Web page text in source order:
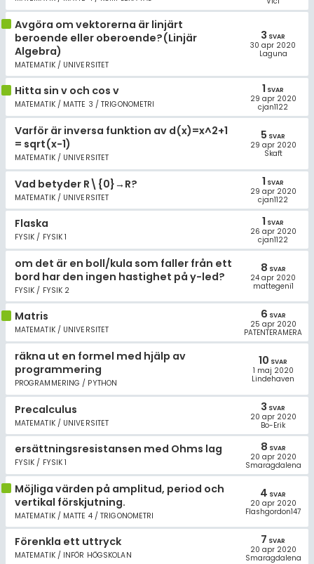
Avgöra om vektorerna är linjärt
beroende eller oberoende?(Linjär
Algebra)
MATEMATIK / UNIVERSITET
3 SVAR
30 apr 2020
Laguna
Hitta sin v och cos v
MATEMATIK / MATTE 3 / TRIGONOMETRI
1 SVAR
29 apr 2020
cjan1122
Varför är inversa funktion av d(x)=x^2+1
= sqrt(x-1)
MATEMATIK / UNIVERSITET
5 SVAR
29 apr 2020
Skaft
Vad betyder R\{0}→R?
MATEMATIK / UNIVERSITET
1 SVAR
29 apr 2020
cjan1122
Flaska
FYSIK / FYSIK 1
1 SVAR
26 apr 2020
cjan1122
om det är en boll/kula som faller från ett
bord har den ingen hastighet på y-led?
FYSIK / FYSIK 2
8 SVAR
24 apr 2020
mattegeni1
Matris
MATEMATIK / UNIVERSITET
6 SVAR
25 apr 2020
PATENTERAMERA
räkna ut en formel med hjälp av
programmering
PROGRAMMERING / PYTHON
10 SVAR
1 maj 2020
Lindehaven
Precalculus
MATEMATIK / UNIVERSITET
3 SVAR
20 apr 2020
Bo-Erik
ersättningsresistansen med Ohms lag
FYSIK / FYSIK 1
8 SVAR
20 apr 2020
Smaragdalena
Möjliga värden på amplitud, period och
vertikal förskjutning.
MATEMATIK / MATTE 4 / TRIGONOMETRI
4 SVAR
20 apr 2020
Flashgordon147
Förenkla ett uttryck
MATEMATIK / INFÖR HÖGSKOLAN
7 SVAR
20 apr 2020
Smaragdalena